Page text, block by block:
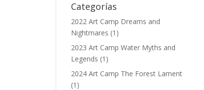
Categorías
2022 Art Camp Dreams and
Nightmares (1)
2023 Art Camp Water Myths and
Legends (1)
2024 Art Camp The Forest Lament
(1)